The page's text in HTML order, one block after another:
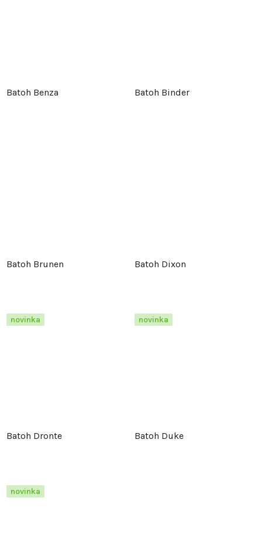
Batoh Benza Batoh Binder
Batoh Brunen Batoh Dixon
novinka
Batoh Dronte
novinka
Batoh Duke
novinka